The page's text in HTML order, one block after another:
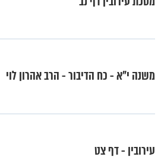
משנה י"א - כח הדיבור - הרב אהרון לוי
עירובין - דף צט